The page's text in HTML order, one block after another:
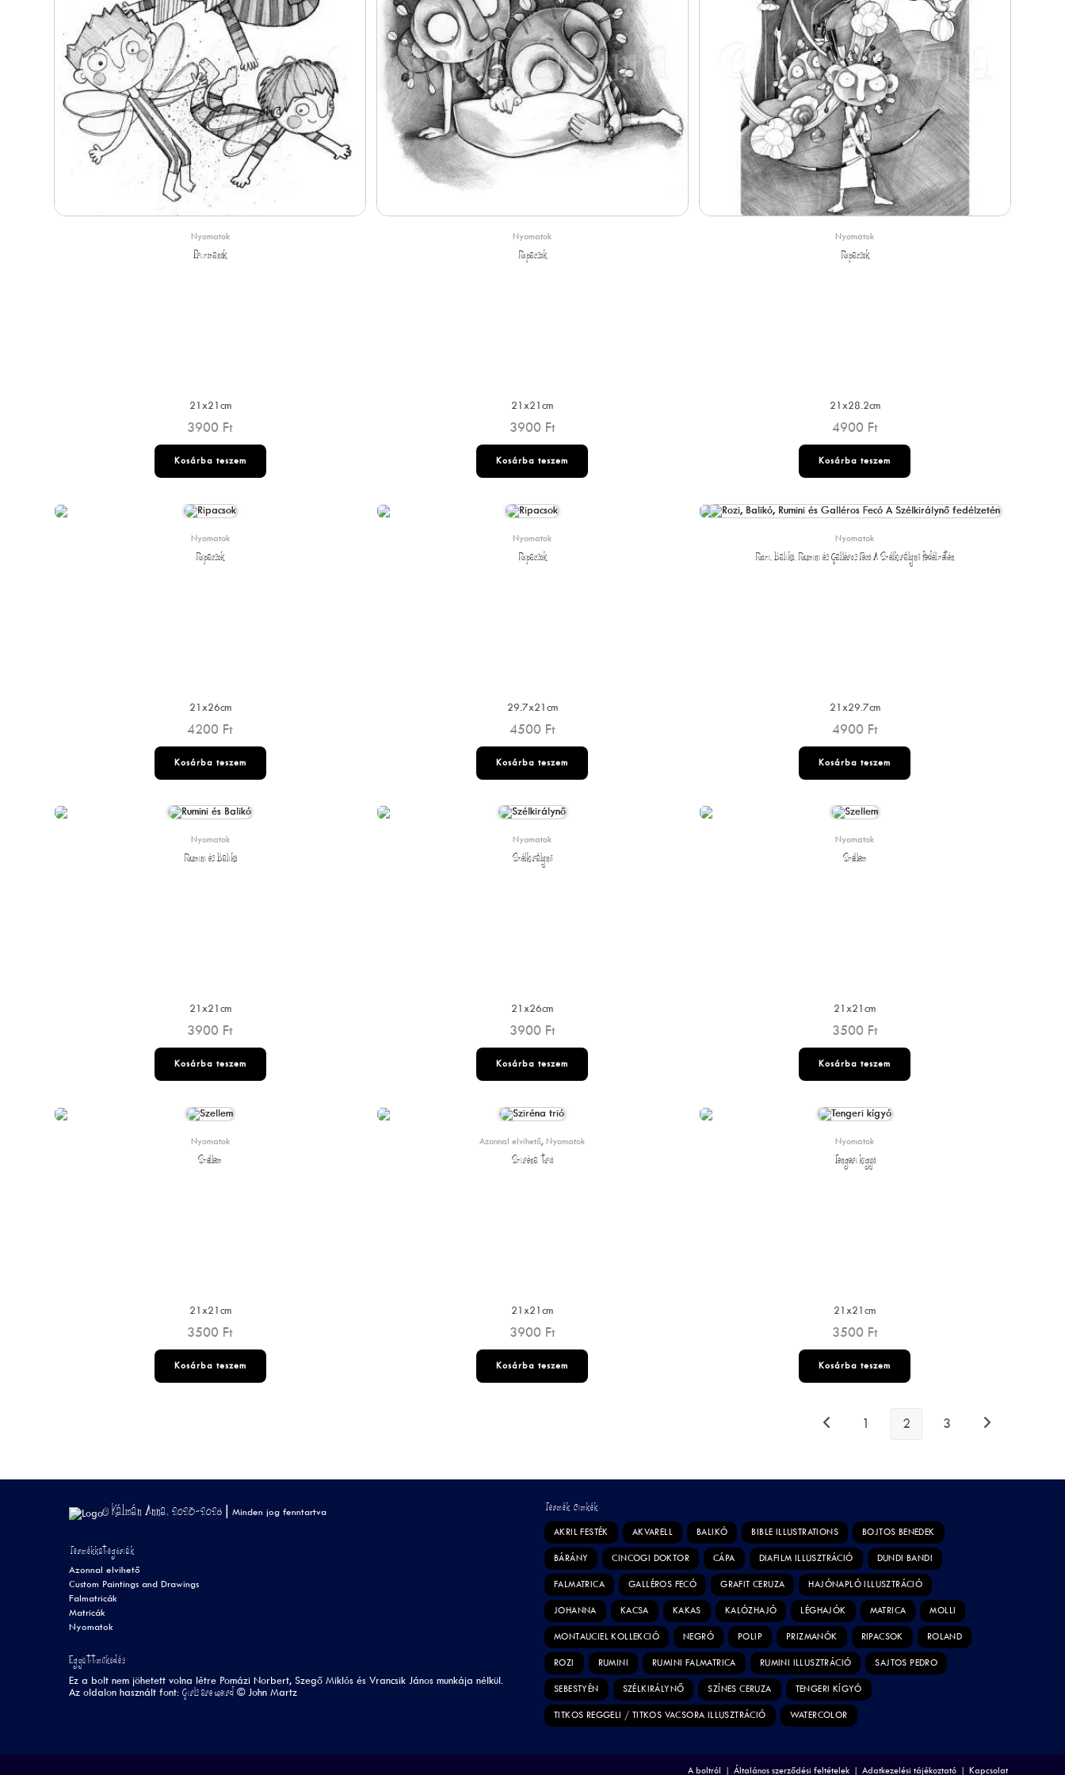
Nyomatok
Prizmanók
21x21cm
3900 Ft
Kosárba teszem
Nyomatok
Ripacsok
21x21cm
3900 Ft
Kosárba teszem
Nyomatok
Ripacsok
21x28.2cm
4900 Ft
Kosárba teszem
Nyomatok
Ripacsok
21x26cm
4200 Ft
Kosárba teszem
Nyomatok
Ripacsok
29.7x21cm
4500 Ft
Kosárba teszem
Nyomatok
Rozi, Balikó, Rumini és Galléros Fecó A Szélkirálynő fedélzetén
21x29.7cm
4900 Ft
Kosárba teszem
Nyomatok
Rumini és Balikó
21x21cm
3900 Ft
Kosárba teszem
Nyomatok
Szélkirálynő
21x26cm
3900 Ft
Kosárba teszem
Nyomatok
Szellem
21x21cm
3500 Ft
Kosárba teszem
Nyomatok
Szellem
21x21cm
3500 Ft
Kosárba teszem
Azonnal elvihető,Nyomatok
Sziréna trió
21x21cm
3900 Ft
Kosárba teszem
Nyomatok
Tengeri kígyó
21x21cm
3500 Ft
Kosárba teszem
1 2 3
© Kálmán Anna, 2023-2026 | Minden jog fenntartva
Termékkategóriák
Azonnal elvihető
Custom Paintings and Drawings
Falmatricák
Matricák
Nyomatok
Együttműködés
Ez a bolt nem jöhetett volna létre Pomázi Norbert, Szegő Miklós és Vrancsik János munkája nélkül.
Az oldalon használt font: Girls are weird © John Martz
Termék Címkék
AKRIL FESTÉK AKVARELL BALIKÓ BIBLE ILLUSTRATIONS BOJTOS BENEDEK
BÁRÁNY CINCOGI DOKTOR CÁPA DIAFILM ILLUSZTRÁCIÓ DUNDI BANDI
FALMATRICA GALLÉROS FECÓ GRAFIT CERUZA HAJÓNAPLÓ ILLUSZTRÁCIÓ
JOHANNA KACSA KAKAS KALÓZHAJÓ LÉGHAJÓK MATRICA MOLLI
MONTAUCIEL KOLLEKCIÓ NEGRÓ POLIP PRIZMANÓK RIPACSOK ROLAND
ROZI RUMINI RUMINI FALMATRICA RUMINI ILLUSZTRÁCIÓ SAJTOS PEDRO
SEBESTYÉN SZÉLKIRÁLYNŐ SZÍNES CERUZA TENGERI KÍGYÓ
TITKOS REGGELI / TITKOS VACSORA ILLUSZTRÁCIÓ WATERCOLOR
A boltról Általános szerződési feltételek Adatkezelési tájékoztató Kapcsolat